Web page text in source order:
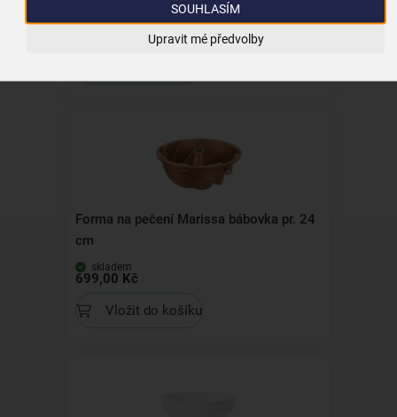
SOUHLASÍM
Upravit mé předvolby
skladem
Forma na pečení Marissa bábovka pr. 24
cm
skladem
699,00 Kč
Vložit do košíku